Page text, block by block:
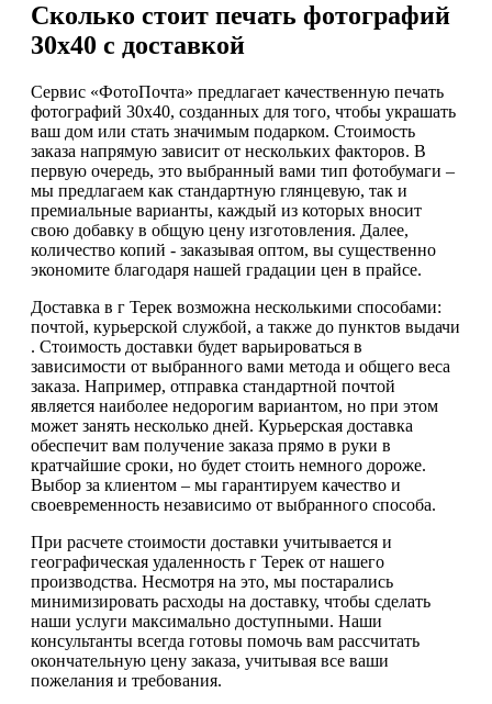
Сколько стоит печать фотографий
30х40 с доставкой
Сервис «ФотоПочта» предлагает качественную печать
фотографий 30х40, созданных для того, чтобы украшать
ваш дом или стать значимым подарком. Стоимость
заказа напрямую зависит от нескольких факторов. В
первую очередь, это выбранный вами тип фотобумаги –
мы предлагаем как стандартную глянцевую, так и
премиальные варианты, каждый из которых вносит
свою добавку в общую цену изготовления. Далее,
количество копий - заказывая оптом, вы существенно
экономите благодаря нашей градации цен в прайсе.
Доставка в г Терек возможна несколькими способами:
почтой, курьерской службой, а также до пунктов выдачи
. Стоимость доставки будет варьироваться в
зависимости от выбранного вами метода и общего веса
заказа. Например, отправка стандартной почтой
является наиболее недорогим вариантом, но при этом
может занять несколько дней. Курьерская доставка
обеспечит вам получение заказа прямо в руки в
кратчайшие сроки, но будет стоить немного дороже.
Выбор за клиентом – мы гарантируем качество и
своевременность независимо от выбранного способа.
При расчете стоимости доставки учитывается и
географическая удаленность г Терек от нашего
производства. Несмотря на это, мы постарались
минимизировать расходы на доставку, чтобы сделать
наши услуги максимально доступными. Наши
консультанты всегда готовы помочь вам рассчитать
окончательную цену заказа, учитывая все ваши
пожелания и требования.